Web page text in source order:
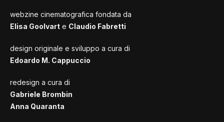
webzine cinematografica fondata da
Elisa Goolvart e Claudio Fabretti
design originale e sviluppo a cura di
Edoardo M. Cappuccio
redesign a cura di
Gabriele Brombin
Anna Quaranta